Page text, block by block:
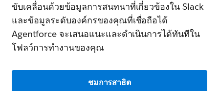
ขับเคลื่อนด้วยข้อมูลการสนทนาที่เกี่ยวข้องใน Slack
และข้อมูลระดับองค์กรของคุณที่เชื่อถือได้
Agentforce จะเสนอแนะและดำเนินการได้ทันทีใน
โฟลว์การทำงานของคุณ
ชมการสาธิต